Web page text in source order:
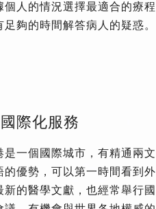
個人的情況選擇最適合的療程
足夠的時間解答病人的疑惑。
國際化服務
是一個國際城市，有精通兩文
的優勢，可以第一時間看到外
新的醫學文獻，也經常舉行國